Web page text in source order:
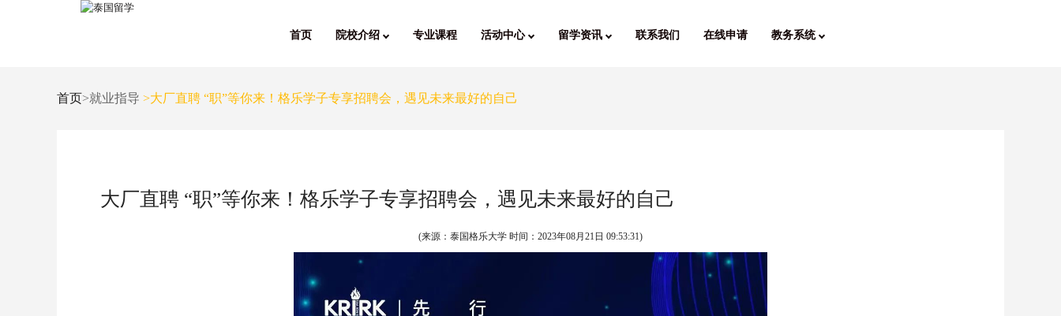
首页 院校介绍 专业课程 活动中心 留学资讯 联系我们 在线申请 教务系统
首页>就业指导 >大厂直聘 “职”等你来！格乐学子专享招聘会，遇见未来最好的自己
大厂直聘 “职”等你来！格乐学子专享招聘会，遇见未来最好的自己
(来源：泰国格乐大学 时间： 2023年08月21日 09:53:31)